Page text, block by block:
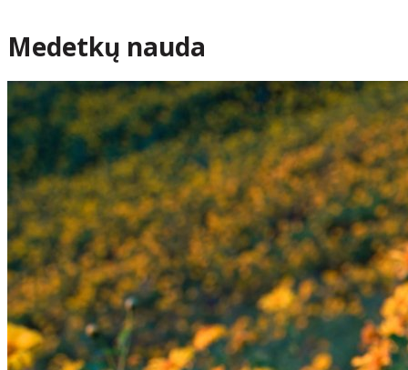
Medetkų nauda